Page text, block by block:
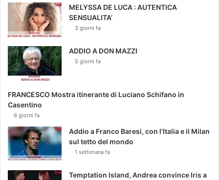
MELYSSA DE LUCA : AUTENTICA
SENSUALITA’
3 giorni fa
ADDIO A DON MAZZI
5 giorni fa
FRANCESCO Mostra itinerante di Luciano Schifano in
Casentino
6 giorni fa
Addio a Franco Baresi, con l’Italia e il Milan
sul tetto del mondo
1 settimana fa
Temptation Island, Andrea convince Iris a